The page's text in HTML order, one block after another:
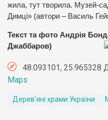
жила, тут творила. Музей-
Димці» (автори – Василь
Текст та фото Андрія
Джаббаров)
48.093101, 25.965328
Maps
Дерев'яні храми України